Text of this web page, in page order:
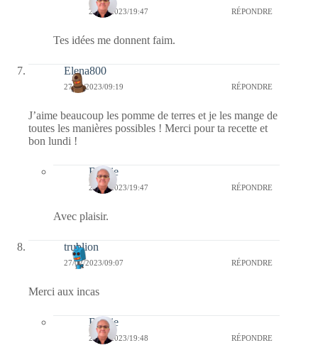
27/02/2023/19:47 RÉPONDRE
Tes idées me donnent faim.
Elena800
27/02/2023/09:19 RÉPONDRE
J’aime beaucoup les pomme de terres et je les mange de
toutes les manières possibles ! Merci pour ta recette et
bon lundi !
Bernie
27/02/2023/19:47 RÉPONDRE
Avec plaisir.
trublion
27/02/2023/09:07 RÉPONDRE
Merci aux incas
Bernie
27/02/2023/19:48 RÉPONDRE